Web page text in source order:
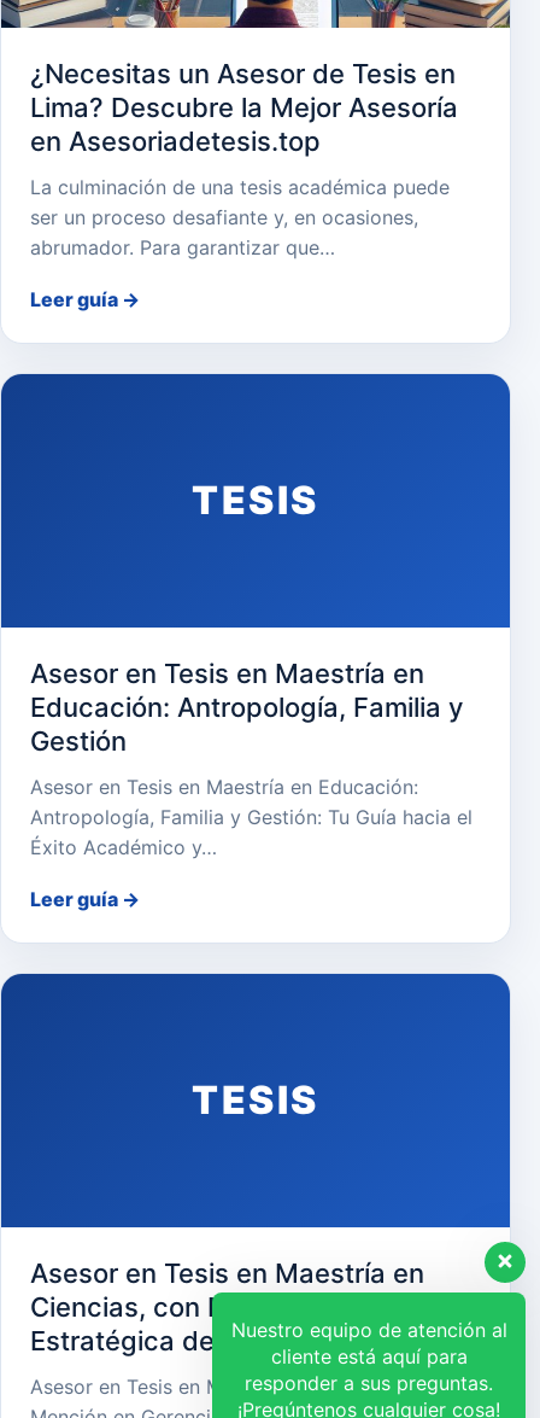
¿Necesitas un Asesor de Tesis en
Lima? Descubre la Mejor Asesoría
en Asesoriadetesis.top
La culminación de una tesis académica puede
ser un proceso desafiante y, en ocasiones,
abrumador. Para garantizar que…
Leer guía →
TESIS
Asesor en Tesis en Maestría en
Educación: Antropología, Familia y
Gestión
Asesor en Tesis en Maestría en Educación:
Antropología, Familia y Gestión: Tu Guía hacia el
Éxito Académico y…
Leer guía →
TESIS
Asesor en Tesis en Maestría en
Ciencias, con Mención en Gerencia
Estratégica de Recursos Humanos
Asesor en Tesis en Maestría en Ciencias, con
Nuestro equipo de atención al
cliente está aquí para
responder a sus preguntas.
¡Pregúntenos cualquier cosa!